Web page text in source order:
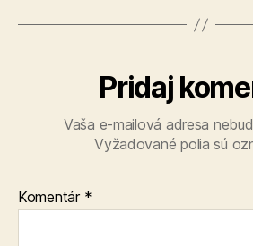
Pridaj
Vaša e-mailová adresa
Vyžadované polia sú
Komentár *